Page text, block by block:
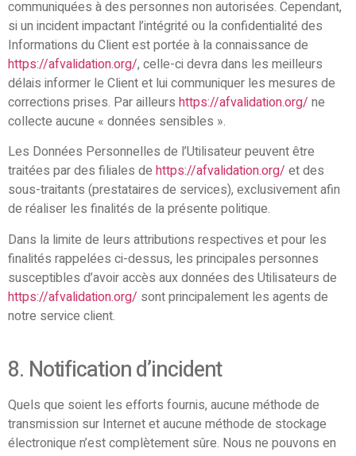
communiquées à des personnes non autorisées. Cependant,
si un incident impactant l’intégrité ou la confidentialité des
Informations du Client est portée à la connaissance de
https://afvalidation.org/, celle-ci devra dans les meilleurs
délais informer le Client et lui communiquer les mesures de
corrections prises. Par ailleurs https://afvalidation.org/ ne
collecte aucune « données sensibles ».
Les Données Personnelles de l’Utilisateur peuvent être
traitées par des filiales de https://afvalidation.org/ et des
sous-traitants (prestataires de services), exclusivement afin
de réaliser les finalités de la présente politique.
Dans la limite de leurs attributions respectives et pour les
finalités rappelées ci-dessus, les principales personnes
susceptibles d’avoir accès aux données des Utilisateurs de
https://afvalidation.org/ sont principalement les agents de
notre service client.
8. Notification d’incident
Quels que soient les efforts fournis, aucune méthode de
transmission sur Internet et aucune méthode de stockage
électronique n’est complètement sûre. Nous ne pouvons en